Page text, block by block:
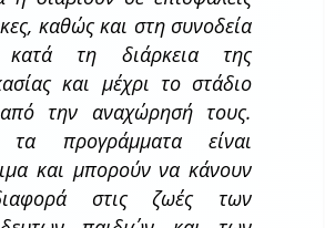
καθώς και στη συνοδεία
κατά τη διάρκεια της
και μέχρι το στάδιο
την αναχώρησή τους.
προγράμματα είναι
και μπορούν να κάνουν
στις ζωές των